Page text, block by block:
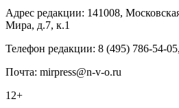
Адрес редакции: 141008,
Мира, д.7, к.1
Телефон редакции: 8 (495) 786-54-
Почта: mirpress@n-v-o.ru
12+